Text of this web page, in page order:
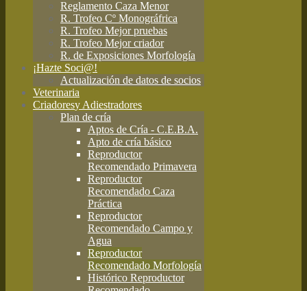
Reglamento Caza Menor
R. Trofeo Cº Monográfrica
R. Trofeo Mejor pruebas
R. Trofeo Mejor criador
R. de Exposiciones Morfología
¡Hazte Soci@!
Actualización de datos de socios
Veterinaria
Criadoresy Adiestradores
Plan de cría
Aptos de Cría - C.E.B.A.
Apto de cría básico
Reproductor
Recomendado Primavera
Reproductor
Recomendado Caza
Práctica
Reproductor
Recomendado Campo y
Agua
Reproductor
Recomendado Morfología
Histórico Reproductor